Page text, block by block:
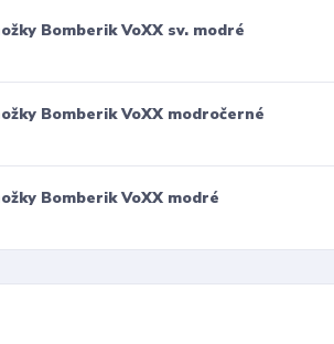
Bomberik VoXX sv. modré
Bomberik VoXX modročerné
Bomberik VoXX modré